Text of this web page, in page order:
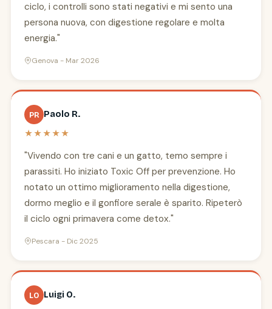
ciclo, i controlli sono stati negativi e mi sento una
persona nuova, con digestione regolare e molta
energia."
Genova - Mar 2026
PR Paolo R.
★★★★★
"Vivendo con tre cani e un gatto, temo sempre i
parassiti. Ho iniziato Toxic Off per prevenzione. Ho
notato un ottimo miglioramento nella digestione,
dormo meglio e il gonfiore serale è sparito. Ripeterò
il ciclo ogni primavera come detox."
Pescara - Dic 2025
LO Luigi O.